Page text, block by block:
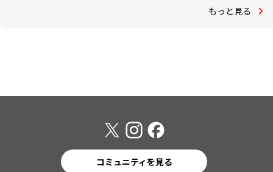
もっと見る
コミュニティを見る